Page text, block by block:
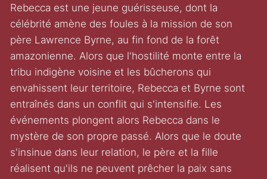
Rebecca est une jeune guérisseuse, dont la
célébrité amène des foules à la mission de son
père Lawrence Byrne, au fin fond de la forêt
amazonienne. Alors que l'hostilité monte entre la
tribu indigène voisine et les bûcherons qui
envahissent leur territoire, Rebecca et Byrne sont
entraînés dans un conflit qui s'intensifie. Les
événements plongent alors Rebecca dans le
mystère de son propre passé. Alors que le doute
s'insinue dans leur relation, le père et la fille
réalisent qu'ils ne peuvent prêcher la paix sans